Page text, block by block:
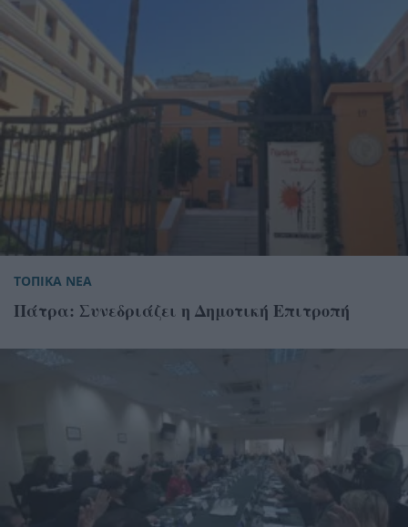
ΤΟΠΙΚΑ ΝΕΑ
Πάτρα: Συνεδριάζει η Δημοτική Επιτροπή